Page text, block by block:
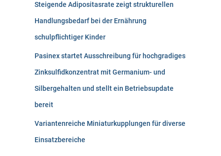
Steigende Adipositasrate zeigt strukturellen
Handlungsbedarf bei der Ernährung
schulpflichtiger Kinder
Pasinex startet Ausschreibung für hochgradiges
Zinksulfidkonzentrat mit Germanium- und
Silbergehalten und stellt ein Betriebsupdate
bereit
Variantenreiche Miniaturkupplungen für diverse
Einsatzbereiche